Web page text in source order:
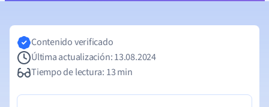
Contenido verificado
Última actualización: 13.08.2024
Tiempo de lectura: 13 min